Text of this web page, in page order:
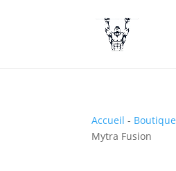
Accueil - Boutique
Mytra Fusion